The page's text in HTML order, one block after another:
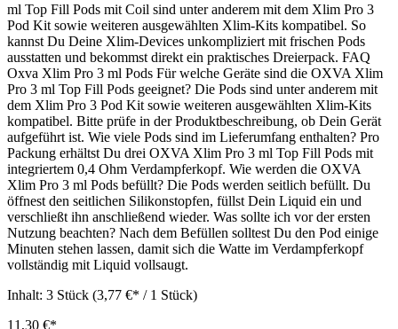
ml Top Fill Pods mit Coil sind unter anderem mit dem Xlim Pro 3
Pod Kit sowie weiteren ausgewählten Xlim-Kits kompatibel. So
kannst Du Deine Xlim-Devices unkompliziert mit frischen Pods
ausstatten und bekommst direkt ein praktisches Dreierpack. FAQ
Oxva Xlim Pro 3 ml Pods Für welche Geräte sind die OXVA Xlim
Pro 3 ml Top Fill Pods geeignet? Die Pods sind unter anderem mit
dem Xlim Pro 3 Pod Kit sowie weiteren ausgewählten Xlim-Kits
kompatibel. Bitte prüfe in der Produktbeschreibung, ob Dein Gerät
aufgeführt ist. Wie viele Pods sind im Lieferumfang enthalten? Pro
Packung erhältst Du drei OXVA Xlim Pro 3 ml Top Fill Pods mit
integriertem 0,4 Ohm Verdampferkopf. Wie werden die OXVA
Xlim Pro 3 ml Pods befüllt? Die Pods werden seitlich befüllt. Du
öffnest den seitlichen Silikonstopfen, füllst Dein Liquid ein und
verschließt ihn anschließend wieder. Was sollte ich vor der ersten
Nutzung beachten? Nach dem Befüllen solltest Du den Pod einige
Minuten stehen lassen, damit sich die Watte im Verdampferkopf
vollständig mit Liquid vollsaugt.
Inhalt: 3 Stück (3,77 €* / 1 Stück)
11,30 €*